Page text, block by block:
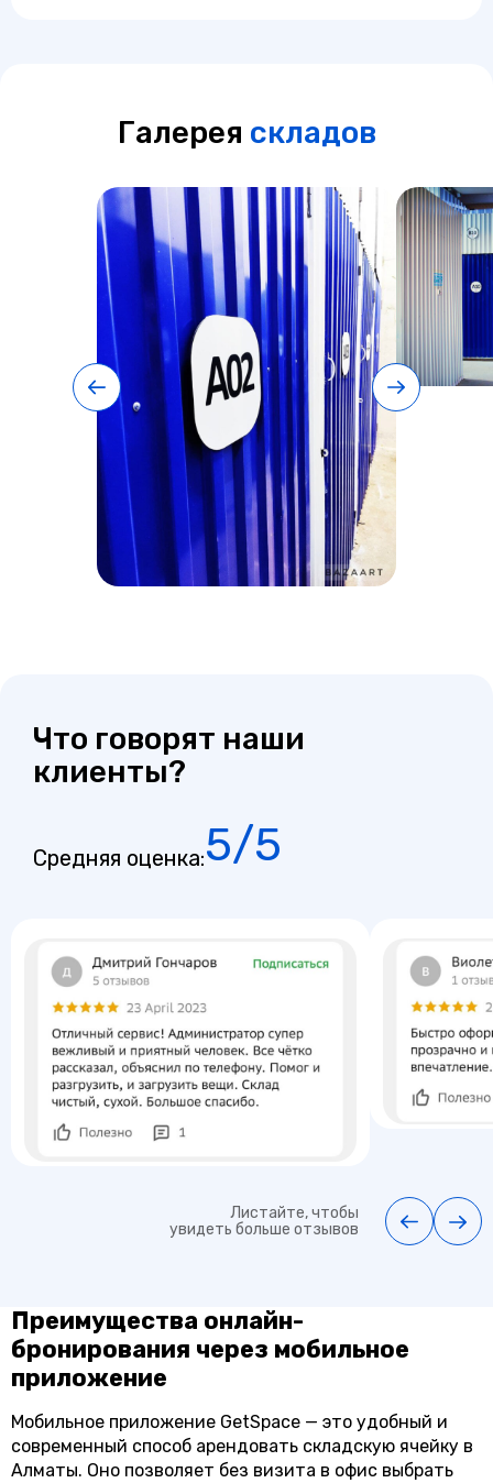
Галерея складов
Что говорят наши
клиенты?
Средняя оценка:5/5
Листайте, чтобы
увидеть больше отзывов
Преимущества онлайн-
бронирования через мобильное
приложение
Мобильное приложение GetSpace — это удобный и
современный способ арендовать складскую ячейку в
Алматы. Оно позволяет без визита в офис выбрать